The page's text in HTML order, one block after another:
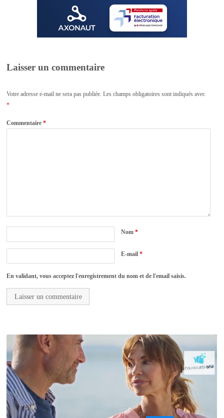
Laisser un commentaire
Votre adresse e-mail ne sera pas publiée. Les champs obligatoires sont indiqués avec
*
Commentaire*
Nom*
E-mail*
En validant, vous acceptez l'enregistrement du nom et de l'email saisis.